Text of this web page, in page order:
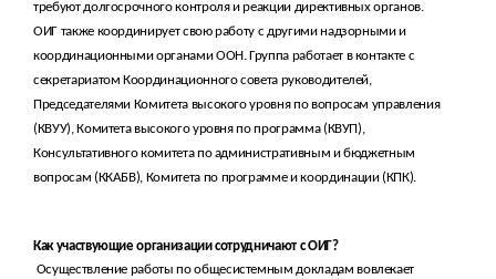
требуют долгосрочного контроля и реакции директивных органов.
ОИГ также координирует свою работу с другими надзорными и
координационными органами ООН. Группа работает в контакте с
секретариатом Координационного совета руководителей,
Председателями Комитета высокого уровня по вопросам управления
(КВУУ), Комитета высокого уровня по программа (КВУП),
Консультативного комитета по административным и бюджетным
вопросам (ККАБВ), Комитета по программе и координации (КПК).
Как участвующие организации сотрудничают с ОИГ?
Осуществление работы по общесистемным докладам вовлекает